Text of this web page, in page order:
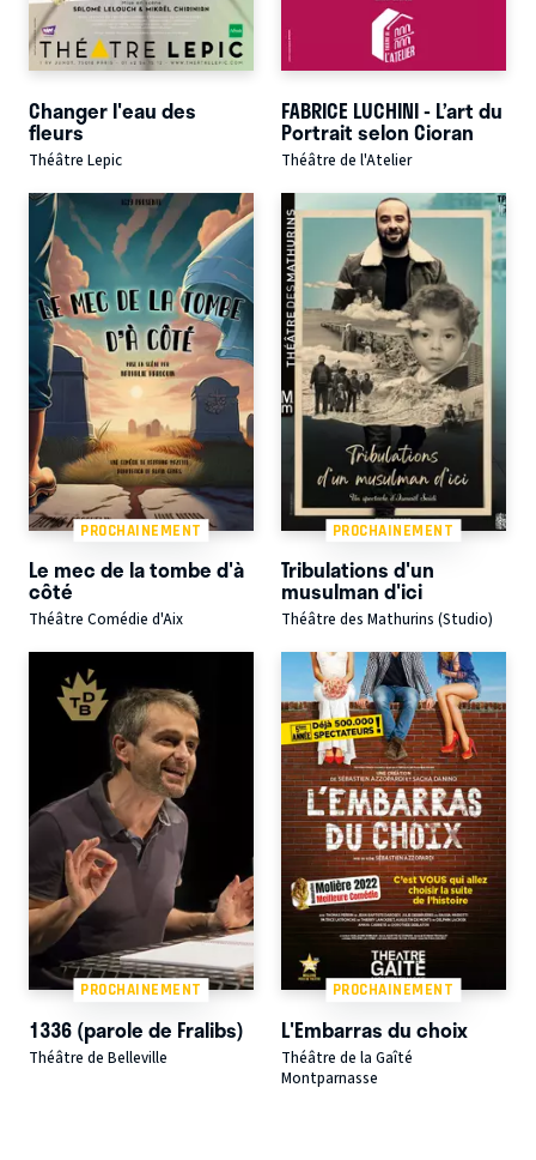
Changer l'eau des
fleurs
Théâtre Lepic
FABRICE LUCHINI - L’art du
Portrait selon Cioran
Théâtre de l'Atelier
PROCHAINEMENT
Le mec de la tombe d'à
côté
Théâtre Comédie d'Aix
PROCHAINEMENT
Tribulations d'un
musulman d'ici
Théâtre des Mathurins (Studio)
PROCHAINEMENT
1336 (parole de Fralibs)
Théâtre de Belleville
PROCHAINEMENT
L'Embarras du choix
Théâtre de la Gaîté
Montparnasse